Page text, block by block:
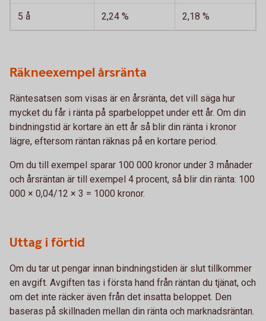
5 å 2,24 % 2,18 %
Räkneexempel årsränta
Räntesatsen som visas är en årsränta, det vill säga hur
mycket du får i ränta på sparbeloppet under ett år. Om din
bindningstid är kortare än ett år så blir din ränta i kronor
lägre, eftersom räntan räknas på en kortare period.
Om du till exempel sparar 100 000 kronor under 3 månader
och årsräntan är till exempel 4 procent, så blir din ränta: 100
000 × 0,04/12 × 3 = 1000 kronor.
Uttag i förtid
Om du tar ut pengar innan bindningstiden är slut tillkommer
en avgift. Avgiften tas i första hand från räntan du tjänat, och
om det inte räcker även från det insatta beloppet. Den
baseras på skillnaden mellan din ränta och marknadsräntan.